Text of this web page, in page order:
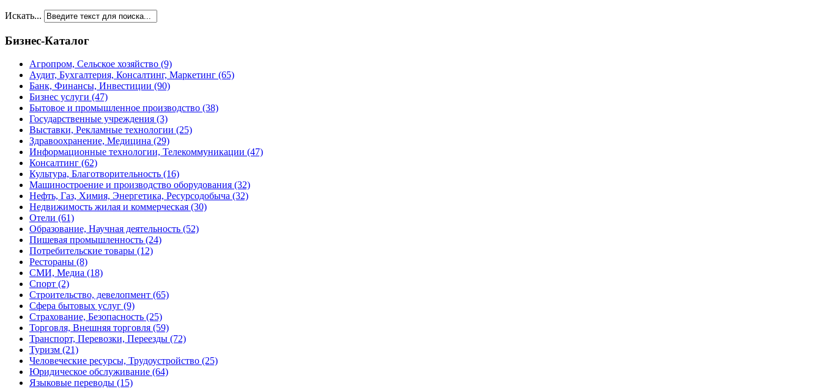
Искать...
Бизнес-Каталог
Агропром, Сельское хозяйство (9)
Аудит, Бухгалтерия, Консалтинг, Маркетинг (65)
Банк, Финансы, Инвестиции (90)
Бизнес услуги (47)
Бытовое и промышленное производство (38)
Государственные учреждения (3)
Выставки, Рекламные технологии (25)
Здравоохранение, Медицина (29)
Информационные технологии, Телекоммуникации (47)
Консалтинг (62)
Культура, Благотворительность (16)
Машиностроение и производство оборудования (32)
Нефть, Газ, Химия, Энергетика, Ресурсодобыча (32)
Недвижимость жилая и коммерческая (30)
Отели (61)
Образование, Научная деятельность (52)
Пишевая промышленность (24)
Потребительские товары (12)
Рестораны (8)
СМИ, Медиа (18)
Спорт (2)
Строительство, девелопмент (65)
Сфера бытовых услуг (9)
Страхование, Безопасность (25)
Торговля, Внешняя торговля (59)
Транспорт, Перевозки, Переезды (72)
Туризм (21)
Человеческие ресурсы, Трудоустройство (25)
Юридическое обслуживание (64)
Языковые переводы (15)